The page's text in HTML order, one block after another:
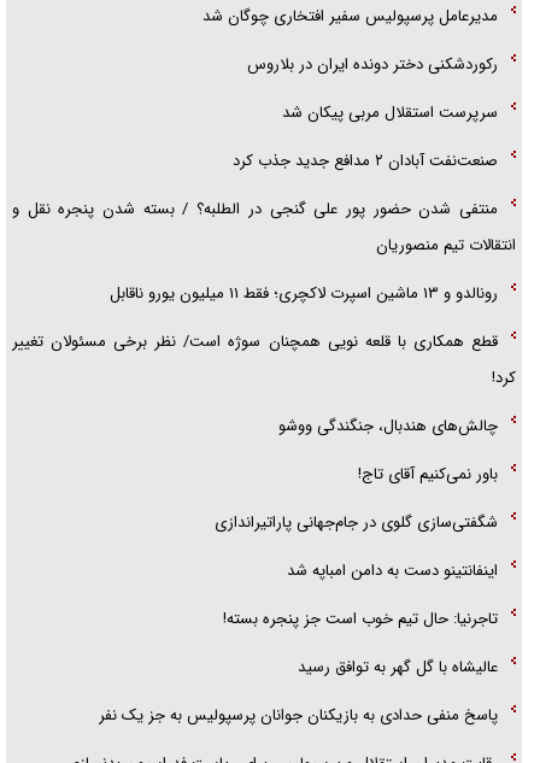
مدیرعامل پرسپولیس سفیر افتخاری چوگان شد
رکوردشکنی دختر دونده ایران در بلاروس
سرپرست استقلال مربی پیکان شد
صنعت‌نفت آبادان ۲ مدافع جدید جذب کرد
منتفی شدن حضور پور علی گنجی در الطلبه؟ / بسته شدن پنجره نقل و
انتقالات تیم منصوریان
رونالدو و ۱۳ ماشین اسپرت لاکچری؛ فقط ۱۱ میلیون یورو ناقابل
قطع همکاری با قلعه نویی همچنان سوژه است/ نظر برخی مسئولان تغییر
کرد!
چالش‌های هندبال، جنگندگی ووشو
باور نمی‌کنیم آقای تاج!
شگفتی‌سازی گلوی در جام‌جهانی پاراتیراندازی
اینفانتینو دست به دامن امباپه شد
تاجرنیا: حال تیم خوب است جز پنجره بسته!
عالیشاه با گل گهر به توافق رسید
پاسخ منفی حدادی به بازیکنان جوانان پرسپولیس به جز یک نفر